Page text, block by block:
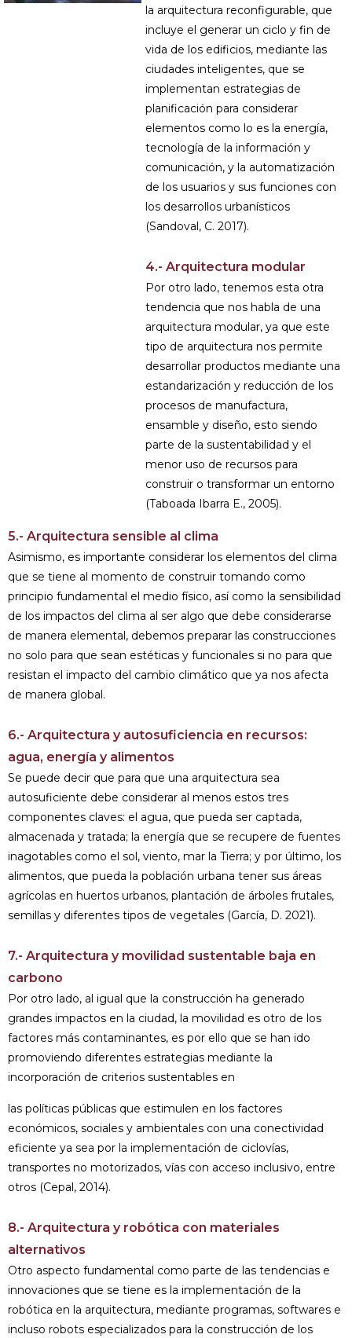
la arquitectura reconfigurable, que
incluye el generar un ciclo y fin de
vida de los edificios, mediante las
ciudades inteligentes, que se
implementan estrategias de
planificación para considerar
elementos como lo es la energía,
tecnología de la información y
comunicación, y la automatización
de los usuarios y sus funciones con
los desarrollos urbanísticos
(Sandoval, C. 2017).
4.- Arquitectura modular
Por otro lado, tenemos esta otra
tendencia que nos habla de una
arquitectura modular, ya que este
tipo de arquitectura nos permite
desarrollar productos mediante una
estandarización y reducción de los
procesos de manufactura,
ensamble y diseño, esto siendo
parte de la sustentabilidad y el
menor uso de recursos para
construir o transformar un entorno
(Taboada Ibarra E., 2005).
5.- Arquitectura sensible al clima
Asimismo, es importante considerar los elementos del clima
que se tiene al momento de construir tomando como
principio fundamental el medio físico, así como la sensibilidad
de los impactos del clima al ser algo que debe considerarse
de manera elemental, debemos preparar las construcciones
no solo para que sean estéticas y funcionales si no para que
resistan el impacto del cambio climático que ya nos afecta
de manera global.
6.- Arquitectura y autosuficiencia en recursos:
agua, energía y alimentos
Se puede decir que para que una arquitectura sea
autosuficiente debe considerar al menos estos tres
componentes claves: el agua, que pueda ser captada,
almacenada y tratada; la energía que se recupere de fuentes
inagotables como el sol, viento, mar la Tierra; y por último, los
alimentos, que pueda la población urbana tener sus áreas
agrícolas en huertos urbanos, plantación de árboles frutales,
semillas y diferentes tipos de vegetales (García, D. 2021).
7.- Arquitectura y movilidad sustentable baja en
carbono
Por otro lado, al igual que la construcción ha generado
grandes impactos en la ciudad, la movilidad es otro de los
factores más contaminantes, es por ello que se han ido
promoviendo diferentes estrategias mediante la
incorporación de criterios sustentables en
las políticas públicas que estimulen en los factores
económicos, sociales y ambientales con una conectividad
eficiente ya sea por la implementación de ciclovías,
transportes no motorizados, vías con acceso inclusivo, entre
otros (Cepal, 2014).
8.- Arquitectura y robótica con materiales
alternativos
Otro aspecto fundamental como parte de las tendencias e
innovaciones que se tiene es la implementación de la
robótica en la arquitectura, mediante programas, softwares e
incluso robots especializados para la construcción de los